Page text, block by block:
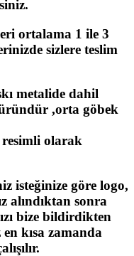
ortalama 1 ile 3
sizlere teslim
metalide dahil
,orta göbek
resimli olarak
isteğinize göre logo,
alındıktan sonra
bize bildirdikten
kısa zamanda